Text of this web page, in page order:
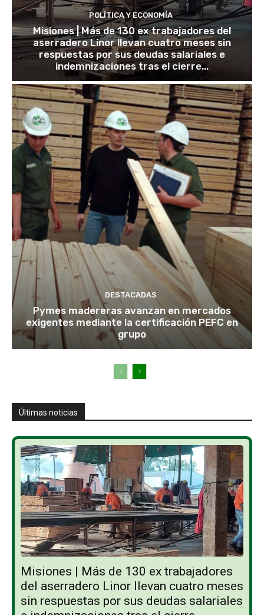
POLÍTICA Y ECONOMÍA
Misiones | Más de 130 ex trabajadores del
aserradero Linor llevan cuatro meses sin
respuestas por sus deudas salariales e
indemnizaciones tras el cierre...
DESTACADAS
Pymes madereras avanzan en mercados
exigentes mediante la certificación PEFC en
grupo
Últimas noticias
Misiones | Más de 130 ex trabajadores
del aserradero Linor llevan cuatro meses
sin respuestas por sus deudas salariales